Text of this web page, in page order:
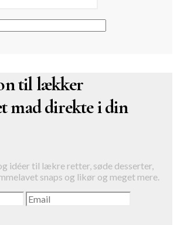
til lækker
mad direkte i din
idéer til lækre retter, søde desserter,
snaps og likør og meget mere.